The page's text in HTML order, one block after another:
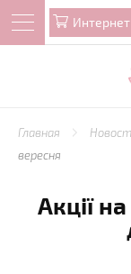
Главная
вересня
Акції